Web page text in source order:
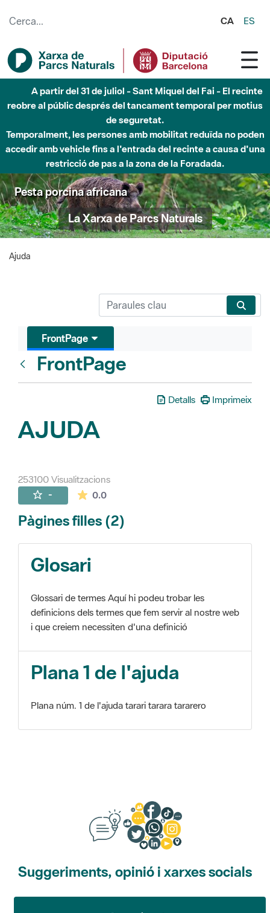
CA ES
A partir del 31 de juliol - Sant Miquel del Fai - El recinte
reobre al públic després del tancament temporal per motius
de seguretat.
Temporalment, les persones amb mobilitat reduïda no poden
accedir amb vehicle fins a l'entrada del recinte a causa d'una
restricció de pas a la zona de la Foradada.
Pesta porcina africana
La Xarxa de Parcs Naturals
Ajuda
FrontPage
FrontPage
Detalls Imprimeix
AJUDA
253100 Visualitzacions
- 0.0La mitjana de les valoracions és de 0
Pàgines filles (2)
Glosari
Glossari de termes Aquí hi podeu trobar les
definicions dels termes que fem servir al nostre web
i que creiem necessiten d'una definició
Plana 1 de l'ajuda
Plana núm. 1 de l'ajuda tarari tarara tararero
Suggeriments, opinió i xarxes socials